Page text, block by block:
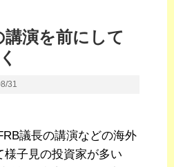
演を前にして
31
議長の講演などの海外
子見の投資家が多い